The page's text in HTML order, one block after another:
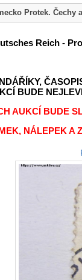
Protek. Čechy
Reich -
BUDE
AUKCÍ BUDE
NÁLEPEK A